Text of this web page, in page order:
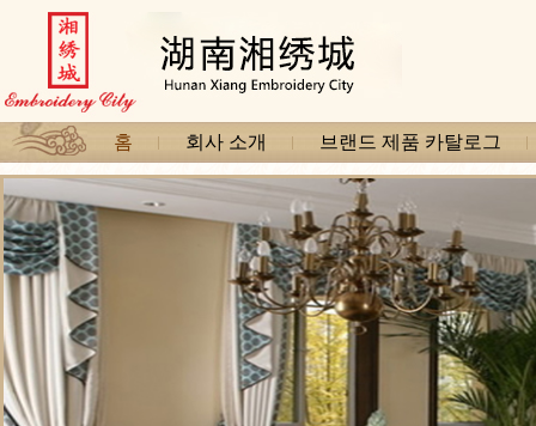
홈 회사 소개 브랜드 제품 카탈로그